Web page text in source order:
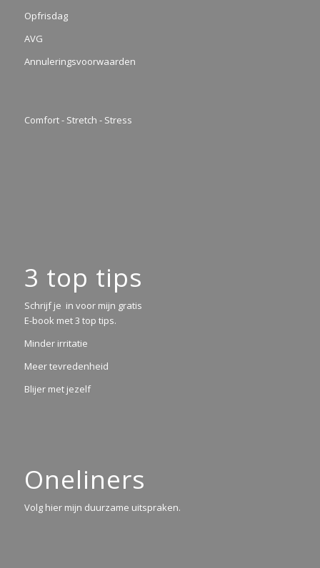
Opfrisdag
AVG
Annuleringsvoorwaarden
Comfort - Stretch - Stress
3 top tips
Schrijf je in voor mijn gratis
E-book met 3 top tips.
Minder irritatie
Meer tevredenheid
Blijer met jezelf
Oneliners
Volg hier mijn duurzame uitspraken.